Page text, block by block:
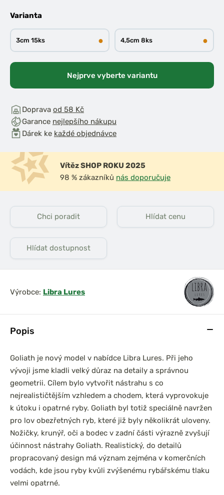
Popis
Goliath je nový model v nabídce Libra Lures. Při jeho
vývoji jsme kladli velký důraz na detaily a správnou
geometrii. Cílem bylo vytvořit nástrahu s co
nejrealističtějším vzhledem a chodem, která vyprovokuje
k útoku i opatrné ryby. Goliath byl totiž speciálně navržen
pro lov obezřetných ryb, které již byly několikrát uloveny.
Nožičky, krunýř, oči a bodec v zadní části výrazně zvyšují
účinnost nástrahy Goliath. Realistický, do detailů
propracovaný design má význam zejména v komerčních
vodách, kde jsou ryby kvůli zvýšenému rybářskému tlaku
velmi opatrné.
Varianta
3cm 15ks ● 4,5cm 8ks ●
Nejprve vyberte variantu
Doprava od 58 Kč
Garance nejlepšího nákupu
Dárek ke každé objednávce
Vítěz SHOP ROKU 2025
98 % zákazníků nás doporučuje
Chci poradit Hlídat cenu
Hlídat dostupnost
Výrobce: Libra Lures